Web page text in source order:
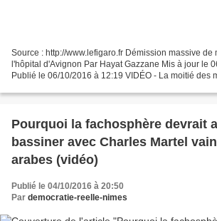
Source : http://www.lefigaro.fr Démission massive de
l'hôpital d'Avignon Par Hayat Gazzane Mis à jour le
Publié le 06/10/2016 à 12:19 VIDÉO - La moitié des
Pourquoi la fachosphère devrait
bassiner avec Charles Martel
arabes (vidéo)
Publié le 04/10/2016 à 20:50
Par democratie-reelle-nimes